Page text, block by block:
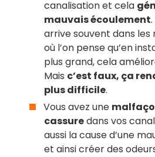
canalisation et cela
mauvais écoulement
arrive souvent dans les
où l’on pense qu’en
plus grand, cela
Mais c’est faux, ça
plus difficile.
Vous avez une
cassuredans vos
aussi la cause d’une
et ainsi créer des